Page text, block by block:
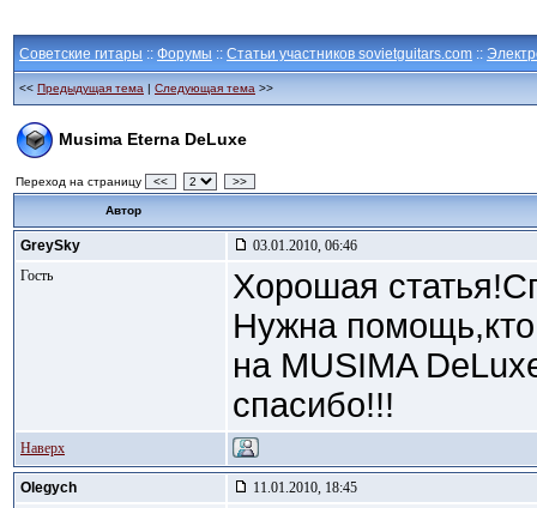
Советские гитары :: Форумы :: Статьи участников sovietguitars.com ::
<< Предыдущая тема | Следующая тема >>
Musima Eterna DeLuxe
Переход на страницу << >>
Автор
GreySky
03.01.2010, 06:46
Гость
Хорошая
Нужна
на MUSIMA
спасибо!!!
Наверх
Olegych
11.01.2010, 18:45